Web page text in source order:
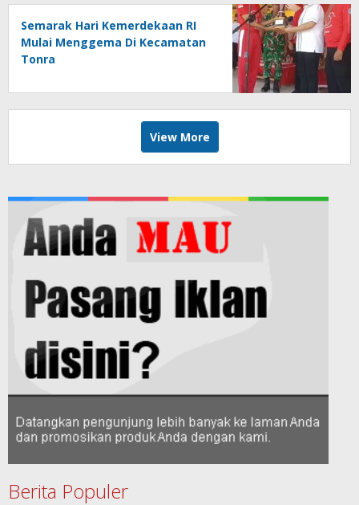
Semarak Hari Kemerdekaan RI
Mulai Menggema Di Kecamatan
Tonra
View More
Berita Populer